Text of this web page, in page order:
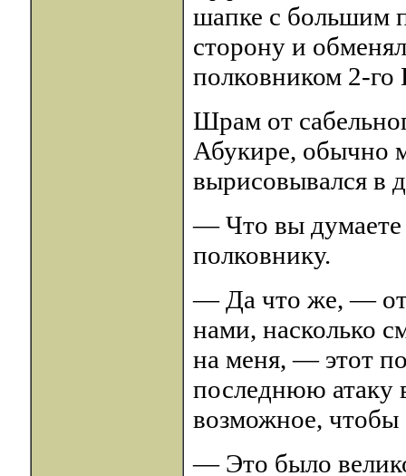
шапке с большим
сторону и
полковником 2-го
Шрам от
Абукире, обычно
вырисовывался в
— Что вы
полковнику.
— Да что же, —
нами, насколько
на меня, — этот
последнюю атаку
возможное, чтобы
— Это было